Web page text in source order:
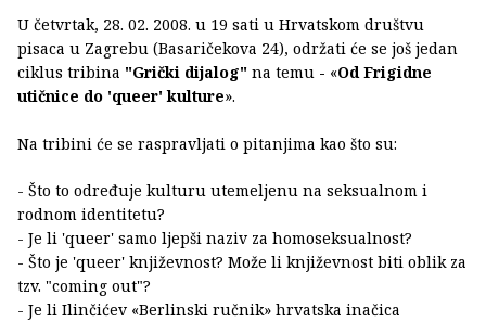
U četvrtak, 28. 02. 2008. u 19 sati u Hrvatskom društvu
pisaca u Zagrebu (Basaričekova 24), održati će se još jedan
ciklus tribina "Grički dijalog" na temu - «Od Frigidne
utičnice do 'queer' kulture».
Na tribini će se raspravljati o pitanjima kao što su:
- Što to određuje kulturu utemeljenu na seksualnom i
rodnom identitetu?
- Je li 'queer' samo ljepši naziv za homoseksualnost?
- Što je 'queer' književnost? Može li književnost biti oblik za
tzv. "coming out"?
- Je li Ilinčićev «Berlinski ručnik» hrvatska inačica